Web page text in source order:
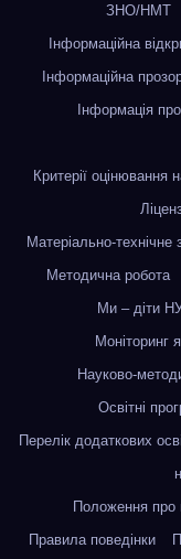
ЗНО/НМТ
Інформаційна
Інформаційна
Інформація
Критерії оцінювання
Матеріально-
Методична робота
Ми – діти
Моніторинг
Науково-
Освітні
Перелік додаткових
Положення про
Правила поведінки